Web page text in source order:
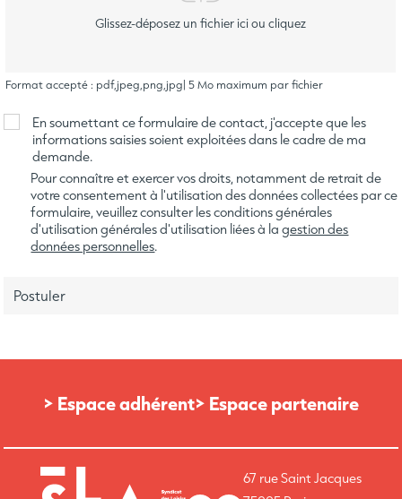
Glissez-déposez un fichier ici ou cliquez
Format accepté : pdf,jpeg,png,jpg| 5 Mo maximum par fichier
En soumettant ce formulaire de contact, j'accepte que les
informations saisies soient exploitées dans le cadre de ma
demande.
Pour connaître et exercer vos droits, notamment de retrait de
votre consentement à l'utilisation des données collectées par ce
formulaire, veuillez consulter les conditions générales
d'utilisation générales d'utilisation liées à lagestion des
données personnelles.
> Espace adhérent> Espace partenaire
67 rue Saint Jacques